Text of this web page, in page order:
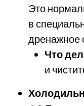
Это
в
дренажное
Что
и